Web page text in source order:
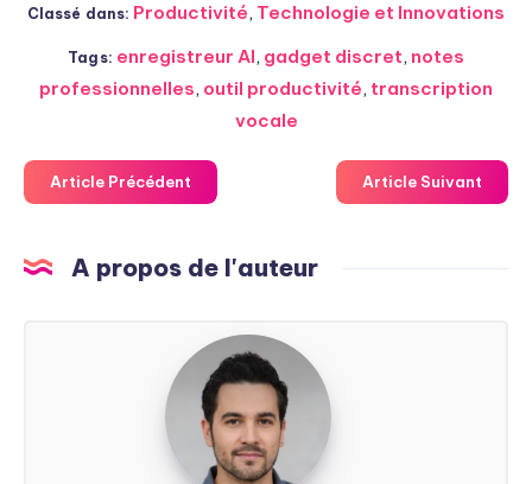
Classé dans: Productivité, Technologie et Innovations
Tags: enregistreur AI, gadget discret, notes
professionnelles, outil productivité, transcription
vocale
Article Précédent Article Suivant
A propos de l'auteur
Steven
Soarez